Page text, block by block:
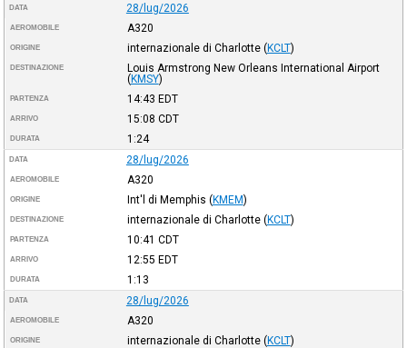
DATA 28/lug/2026
AEROMOBILE A320
ORIGINE internazionale di Charlotte (KCLT)
DESTINAZIONE
Louis Armstrong New Orleans International Airport
(KMSY)
PARTENZA 14:43 EDT
ARRIVO 15:08 CDT
DURATA 1:24
DATA 28/lug/2026
AEROMOBILE A320
ORIGINE Int'l di Memphis (KMEM)
DESTINAZIONE internazionale di Charlotte (KCLT)
PARTENZA 10:41 CDT
ARRIVO 12:55 EDT
DURATA 1:13
DATA 28/lug/2026
AEROMOBILE A320
ORIGINE internazionale di Charlotte (KCLT)